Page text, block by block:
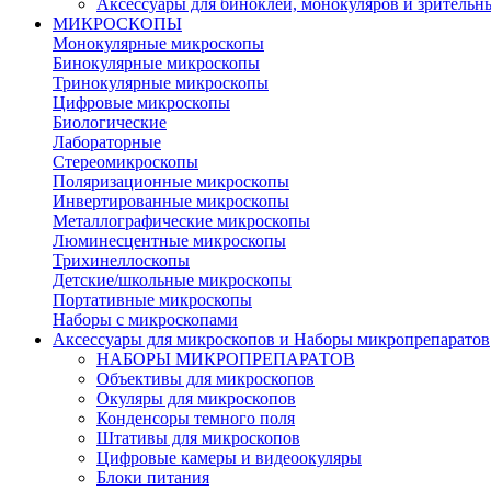
Аксессуары для биноклей, монокуляров и
МИКРОСКОПЫ
Монокулярные микроскопы
Бинокулярные микроскопы
Тринокулярные микроскопы
Цифровые микроскопы
Биологические
Лабораторные
Стереомикроскопы
Поляризационные микроскопы
Инвертированные микроскопы
Металлографические микроскопы
Люминесцентные микроскопы
Трихинеллоскопы
Детские/школьные микроскопы
Портативные микроскопы
Наборы с микроскопами
Аксессуары для микроскопов и Наборы микропрепаратов
НАБОРЫ МИКРОПРЕПАРАТОВ
Объективы для микроскопов
Окуляры для микроскопов
Конденсоры темного поля
Штативы для микроскопов
Цифровые камеры и видеоокуляры
Блоки питания